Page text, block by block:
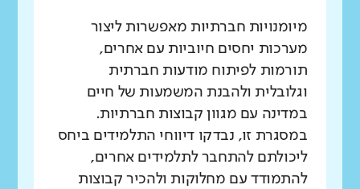
מיומנויות חברתיות מאפשרות ליצור
מערכות יחסים חיוביות עם אחרים,
תורמות לפיתוח מודעות חברתית
וגלובלית ולהבנת המשמעות של חיים
במדינה עם מגוון קבוצות חברתיות.
במסגרת זו, נבדקו דיווחי התלמידים ביחס
ליכולתם להתחבר לתלמידים אחרים,
להתמודד עם מחלוקות ולהכיר קבוצות